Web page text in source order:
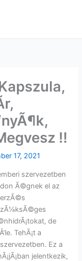
!!
17, 2021
szervezetben
Ã©gnek el az
de
TehÃ¡t a
Ez a
jelentkezik,